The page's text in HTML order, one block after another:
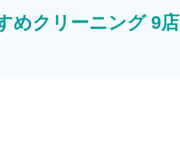
めクリーニング 9店